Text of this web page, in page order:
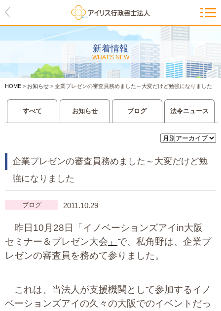
新着情報
WHAT'S NEW
HOME > お知らせ > 企業プレゼンの審査員務めました～大変だけど勉強になりました
すべて お知らせ ブログ 法令ニュース
企業プレゼンの審査員務めました～大変だけど勉
強になりました
ブログ 2011.10.29
昨日10月28日「イノベーションズアイin大阪
セミナー＆プレゼン大会 」 で、私角野は、企業プ
レゼンの審査員を務めて参りました。
これは、当法人が支援機関として参加するイノ
ベーションズアイの久々の大阪でのイベントだっ
HOME
アイリスの紹介
代表ご挨拶・経営理念・アイリス
のお約束
会社概要・アクセスマップ
サービス一覧
入管等外国人各種手続き
建設業許可申請
大切な書類作成サポート
その他各種手続き
実績一覧